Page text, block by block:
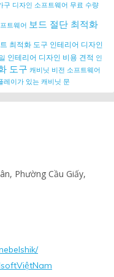
구 디자인 소프트웨어 무료 수량
트웨어 보드 절단 최적화
최적화 도구 인테리어 디자인
인테리어 디자인 비용 견적 인
도구 캐비닛 비전 소프트웨어
레이가 있는 캐비닛 문
Phường Cầu Giấy,